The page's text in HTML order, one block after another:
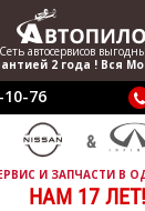
Сеть автосервисов
2 года ! Вся
10-76
И ЗАПЧАСТИ В
НАМ 17 ЛЕТ!